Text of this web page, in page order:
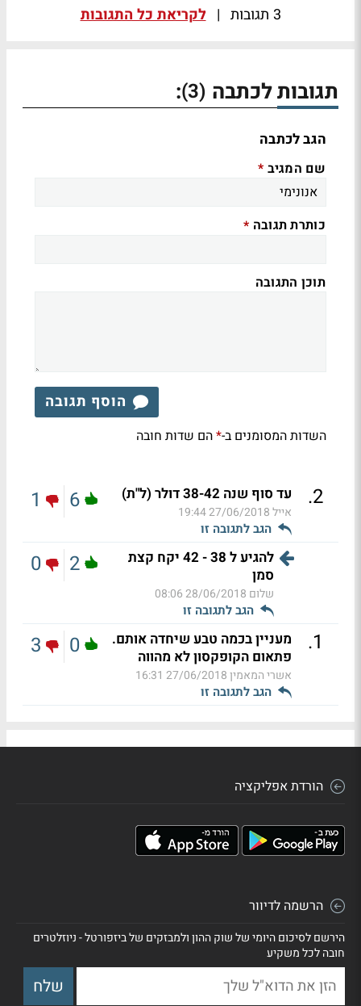
3 תגובות | לקריאת כל התגובות
תגובות לכתבה (3)
:
הגב לכתבה
שם המגיב *
כותרת תגובה *
תוכן התגובה
הוסף תגובה
השדות המסומנים ב-*הם שדות חובה
2
. עד סוף שנה 38-42 דולר (ל"ת)
אייל27/06/2018 19:44
הגב לתגובה זו
6
1
להגיע ל 38 - 42 יקח קצת
סמן
שלום 28/06/2018 08:06
הגב לתגובה זו
2
0
1
.
מעניין בכמה טבע שיחדה אותם.
פתאום הקופקסון לא מהווה
אשרי המאמין27/06/2018 16:31
הגב לתגובה זו
0
3
הורדת אפליקציה
הרשמה לדיוור
הירשם לסיכום היומי של שוק ההון ולמבזקים של ביזפורטל - ניוזלטרים
חובה לכל משקיע